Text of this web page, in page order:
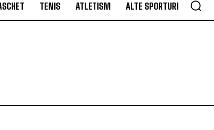
TENIS ATLETISM ALTE SPORTURI